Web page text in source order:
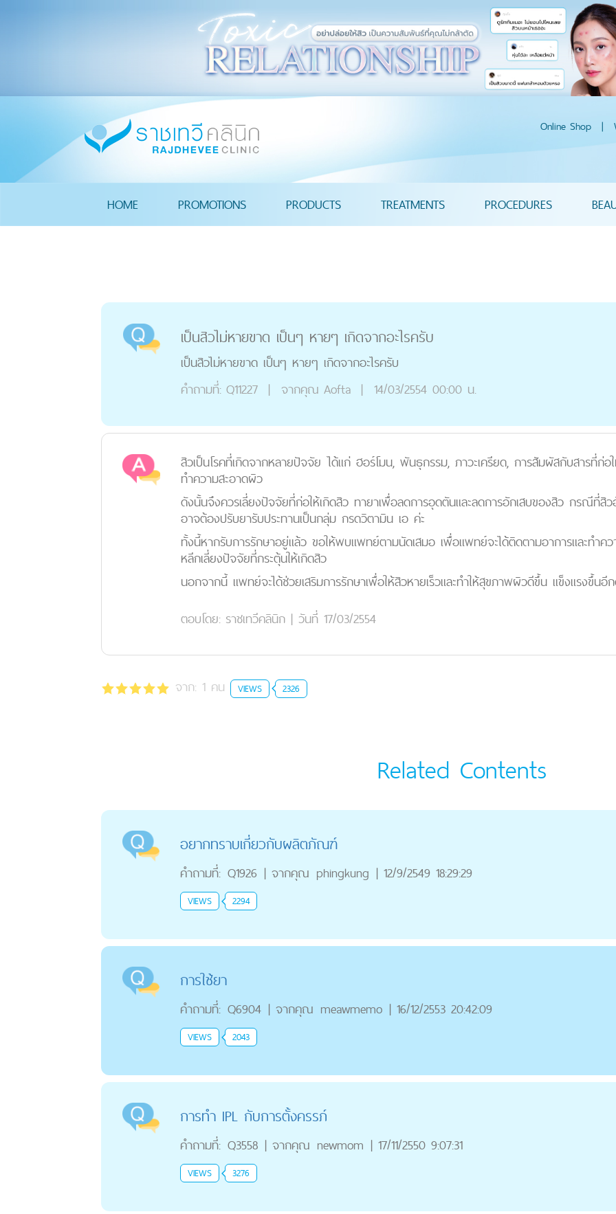
Online Shop |
HOME PROMOTIONS PRODUCTS TREATMENTS PROCEDURES
เป็นสิวไม่หายขาด เป็นๆ หายๆ เกิดจากอะไรครับ
เป็นสิวไม่หายขาด เป็นๆ หายๆ เกิดจากอะไรครับ
คำถามที่: Q11227 | จากคุณ Aofta | 14/03/2554 00:00 น.
สิวเป็นโรคที่เกิดจากหลายปัจจัย ได้แก่ ฮอร์โมน, พันธุกรรม, ภาวะเครียด, การสัมผัสกับสารที่ก่
ทำความสะอาดผิว
ดังนั้นจึงควรเลี่ยงปัจจัยที่ก่อให้เกิดสิว ทายาเพื่อลดการอุดตันและลดการอักเสบของสิว กรณีที่สิว
อาจต้องปรับยารับประทานเป็นกลุ่ม กรดวิตามิน เอ ค่ะ
ทั้งนี้หากรับการรักษาอยู่แล้ว ขอให้พบแพทย์ตามนัดเสมอ เพื่อแพทย์จะได้ติดตามอาการและทำคว
หลีกเลี่ยงปัจจัยที่กระตุ้นให้เกิดสิว
นอกจากนี้ แพทย์จะได้ช่วยเสริมการรักษาเพื่อให้สิวหายเร็วและทำให้สุขภาพผิวดีขึ้น แข็งแรงขึ้นอี
ตอบโดย: ราชเทวีคลินิก | วันที่ 17/03/2554
จาก: 1 คน VIEWS 2326
Related Contents
อยากทราบเกี่ยวกับผลิตภัณฑ์
คำถามที่: Q1926 | จากคุณ phingkung | 12/9/2549 18:29:29
VIEWS 2294
การใช้ยา
คำถามที่: Q6904 | จากคุณ meawmemo | 16/12/2553 20:42:09
VIEWS 2043
การทำ IPL กับการตั้งครรภ์
คำถามที่: Q3558 | จากคุณ newmom | 17/11/2550 9:07:31
VIEWS 3276